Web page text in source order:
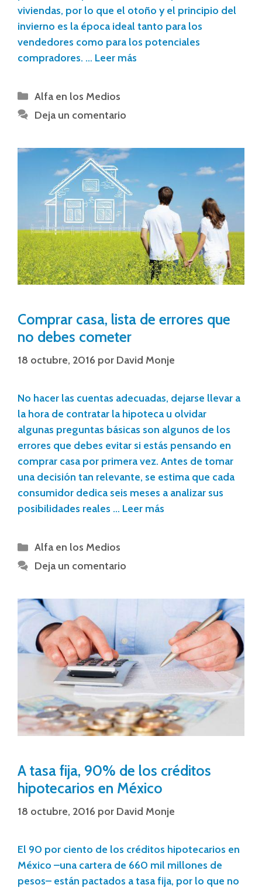
viviendas, por lo que el otoño y el principio del
invierno es la época ideal tanto para los
vendedores como para los potenciales
compradores. … Leer más
Alfa en los Medios
Deja un comentario
Comprar casa, lista de errores que
no debes cometer
18 octubre, 2016 por David Monje
No hacer las cuentas adecuadas, dejarse llevar a
la hora de contratar la hipoteca u olvidar
algunas preguntas básicas son algunos de los
errores que debes evitar si estás pensando en
comprar casa por primera vez. Antes de tomar
una decisión tan relevante, se estima que cada
consumidor dedica seis meses a analizar sus
posibilidades reales … Leer más
Alfa en los Medios
Deja un comentario
A tasa fija, 90% de los créditos
hipotecarios en México
18 octubre, 2016 por David Monje
El 90 por ciento de los créditos hipotecarios en
México –una cartera de 660 mil millones de
pesos– están pactados a tasa fija, por lo que no